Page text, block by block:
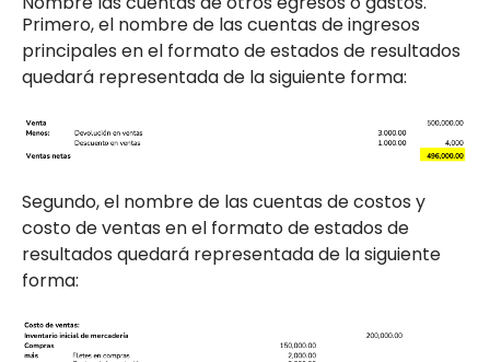
Primero, el nombre de las cuentas de ingresos
principales en el formato de estados de resultados
quedará representada de la siguiente forma:
Segundo, el nombre de las cuentas de costos y
costo de ventas en el formato de estados de
resultados quedará representada de la siguiente
forma: